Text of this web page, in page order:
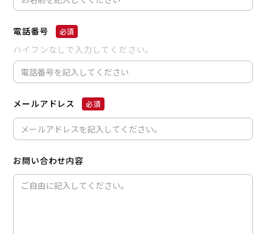
電話番号
ハイフンなしで入力してください。
メールアドレス
お問い合わせ内容